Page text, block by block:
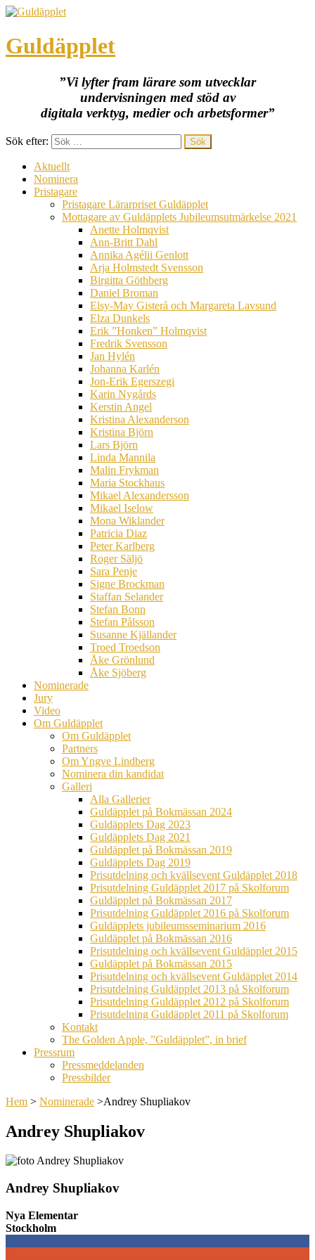
Guldäpplet
”Vi lyfter fram lärare som utvecklar
undervisningen med stöd av
digitala verktyg, medier och arbetsformer”
Sök efter:
Aktuellt
Nominera
Pristagare
Pristagare Lärarpriset Guldäpplet
Mottagare av Guldäpplets Jubileumsutmärkelse 2021
Anette Holmqvist
Ann-Britt Dahl
Annika Agélii Genlott
Arja Holmstedt Svensson
Birgitta Göthberg
Daniel Broman
Elsy-May Gisterå och Margareta Lavsund
Elza Dunkels
Erik ”Honken” Holmqvist
Fredrik Svensson
Jan Hylén
Johanna Karlén
Jon-Erik Egerszegi
Karin Nygårds
Kerstin Angel
Kristina Alexanderson
Kristina Björn
Lars Björn
Linda Mannila
Malin Frykman
Maria Stockhaus
Mikael Alexandersson
Mikael Iselow
Mona Wiklander
Patricia Diaz
Peter Karlberg
Roger Säljö
Sara Penje
Signe Brockman
Staffan Selander
Stefan Bonn
Stefan Pålsson
Susanne Kjällander
Troed Troedson
Åke Grönlund
Åke Sjöberg
Nominerade
Jury
Video
Om Guldäpplet
Om Guldäpplet
Partners
Om Yngve Lindberg
Nominera din kandidat
Galleri
Alla Gallerier
Guldäpplet på Bokmässan 2024
Guldäpplets Dag 2023
Guldäpplets Dag 2021
Guldäpplet på Bokmässan 2019
Guldäpplets Dag 2019
Prisutdelning och kvällsevent Guldäpplet 2018
Prisutdelning Guldäpplet 2017 på Skolforum
Guldäpplet på Bokmässan 2017
Prisutdelning Guldäpplet 2016 på Skolforum
Guldäpplets jubileumsseminarium 2016
Guldäpplet på Bokmässan 2016
Prisutdelning och kvällsevent Guldäpplet 2015
Guldäpplet på Bokmässan 2015
Prisutdelning och kvällsevent Guldäpplet 2014
Prisutdelning Guldäpplet 2013 på Skolforum
Prisutdelning Guldäpplet 2012 på Skolforum
Prisutdelning Guldäpplet 2011 på Skolforum
Kontakt
The Golden Apple, ”Guldäpplet”, in brief
Pressrum
Pressmeddelanden
Pressbilder
Hem > Nominerade >Andrey Shupliakov
Andrey Shupliakov
Andrey Shupliakov
Nya Elementar
Stockholm